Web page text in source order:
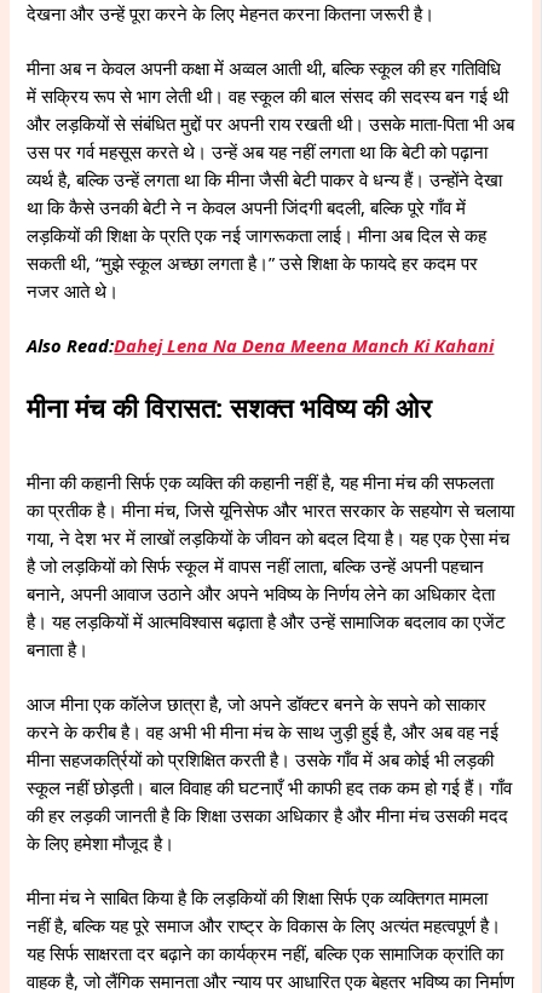
देखना और उन्हें पूरा करने के लिए मेहनत करना कितना जरूरी है।
मीना अब न केवल अपनी कक्षा में अव्वल आती थी, बल्कि स्कूल की हर गतिविधि
में सक्रिय रूप से भाग लेती थी। वह स्कूल की बाल संसद की सदस्य बन गई थी
और लड़कियों से संबंधित मुद्दों पर अपनी राय रखती थी। उसके माता-पिता भी अब
उस पर गर्व महसूस करते थे। उन्हें अब यह नहीं लगता था कि बेटी को पढ़ाना
व्यर्थ है, बल्कि उन्हें लगता था कि मीना जैसी बेटी पाकर वे धन्य हैं। उन्होंने देखा
था कि कैसे उनकी बेटी ने न केवल अपनी जिंदगी बदली, बल्कि पूरे गाँव में
लड़कियों की शिक्षा के प्रति एक नई जागरूकता लाई। मीना अब दिल से कह
सकती थी, “मुझे स्कूल अच्छा लगता है।” उसे शिक्षा के फायदे हर कदम पर
नजर आते थे।
Also Read:Dahej Lena Na Dena Meena Manch Ki Kahani
मीना मंच की विरासत: सशक्त भविष्य की ओर
मीना की कहानी सिर्फ एक व्यक्ति की कहानी नहीं है, यह मीना मंच की सफलता
का प्रतीक है। मीना मंच, जिसे यूनिसेफ और भारत सरकार के सहयोग से चलाया
गया, ने देश भर में लाखों लड़कियों के जीवन को बदल दिया है। यह एक ऐसा मंच
है जो लड़कियों को सिर्फ स्कूल में वापस नहीं लाता, बल्कि उन्हें अपनी पहचान
बनाने, अपनी आवाज उठाने और अपने भविष्य के निर्णय लेने का अधिकार देता
है। यह लड़कियों में आत्मविश्वास बढ़ाता है और उन्हें सामाजिक बदलाव का एजेंट
बनाता है।
आज मीना एक कॉलेज छात्रा है, जो अपने डॉक्टर बनने के सपने को साकार
करने के करीब है। वह अभी भी मीना मंच के साथ जुड़ी हुई है, और अब वह नई
मीना सहजकर्त्रियों को प्रशिक्षित करती है। उसके गाँव में अब कोई भी लड़की
स्कूल नहीं छोड़ती। बाल विवाह की घटनाएँ भी काफी हद तक कम हो गई हैं। गाँव
की हर लड़की जानती है कि शिक्षा उसका अधिकार है और मीना मंच उसकी मदद
के लिए हमेशा मौजूद है।
मीना मंच ने साबित किया है कि लड़कियों की शिक्षा सिर्फ एक व्यक्तिगत मामला
नहीं है, बल्कि यह पूरे समाज और राष्ट्र के विकास के लिए अत्यंत महत्वपूर्ण है।
यह सिर्फ साक्षरता दर बढ़ाने का कार्यक्रम नहीं, बल्कि एक सामाजिक क्रांति का
वाहक है, जो लैंगिक समानता और न्याय पर आधारित एक बेहतर भविष्य का निर्माण